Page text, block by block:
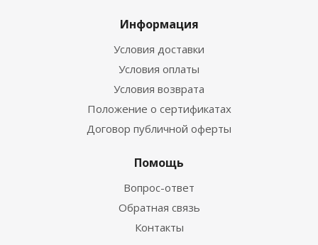
Информация
Условия доставки
Условия оплаты
Условия возврата
Положение о сертификатах
Договор публичной оферты
Помощь
Вопрос-ответ
Обратная связь
Контакты